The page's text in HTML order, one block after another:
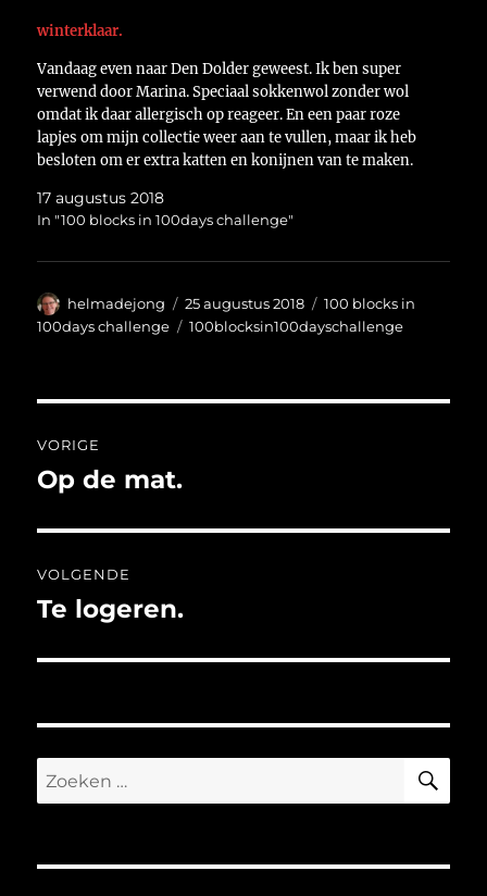
winterklaar.
Vandaag even naar Den Dolder geweest. Ik ben super
verwend door Marina. Speciaal sokkenwol zonder wol
omdat ik daar allergisch op reageer. En een paar roze
lapjes om mijn collectie weer aan te vullen, maar ik heb
besloten om er extra katten en konijnen van te maken.
17 augustus 2018
In "100 blocks in 100days challenge"
Auteur
helmadejong
Geplaatst
op
25 augustus 2018 Categorieën
100 blocks in
100days challenge
Tags
100blocksin100dayschallenge
navigatie
VORIGE
Vorig
Op de mat.
VOLGENDE
Volgend
Te logeren.
Zoeken
naar: